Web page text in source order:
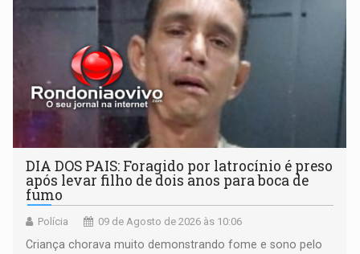
DIA DOS PAIS: Foragido por latrocínio é preso
após levar filho de dois anos para boca de
fumo
Polícia 09 de Agosto de 2026 às 10:06
Criança chorava muito demonstrando fome e sono pelo